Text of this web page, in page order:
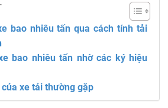
bao nhiêu tấn qua cách tính tải
bao nhiêu tấn nhờ các ký hiệu
xe tải thường gặp